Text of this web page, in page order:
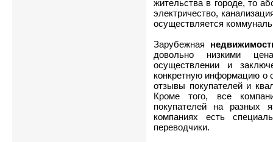
жительства в городе, то
электричество,
осуществляется
Зарубежная
довольно низкими
осуществлении и
конкретную информацию о
отзывы покупателей и
Кроме того, все
покупателей на разных
компаниях есть
переводчики.